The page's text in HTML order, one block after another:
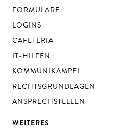
FORMULARE
LOGINS
CAFETERIA
IT-HILFEN
KOMMUNIKAMPEL
RECHTSGRUNDLAGEN
ANSPRECHSTELLEN
WEITERES